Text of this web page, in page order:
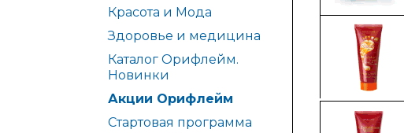
Красота и Мода
Здоровье и медицина
Каталог Орифлейм.
Новинки
Акции Орифлейм
Стартовая программа